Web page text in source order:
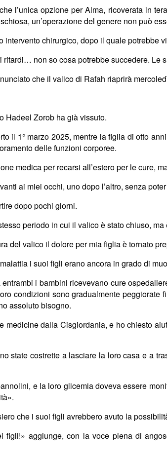
l’unica opzione per Alma, ricoverata in
un’operazione del genere non può
chirurgico, dopo il quale potrebbe
non so cosa potrebbe succedere. Le
che il valico di Rafah riaprirà
Hadeel Zorob ha già vissuto.
il 1° marzo 2025, mentre la figlia di otto
delle funzioni corporee.
medica per recarsi all’estero per le cure,
ai miei occhi, uno dopo l’altro, senza
dopo pochi giorni.
periodo in cui il valico è stato chiuso,
del valico il dolore per mia figlia è tornato
i suoi figli erano ancora in grado di
i bambini ricevevano cure
condizioni sono gradualmente
assoluto bisogno.
medicine dalla Cisgiordania, e ho chiesto
state costrette a lasciare la loro casa e a
e la loro glicemia doveva essere
che i suoi figli avrebbero avuto la
aggiunge, con la voce piena di